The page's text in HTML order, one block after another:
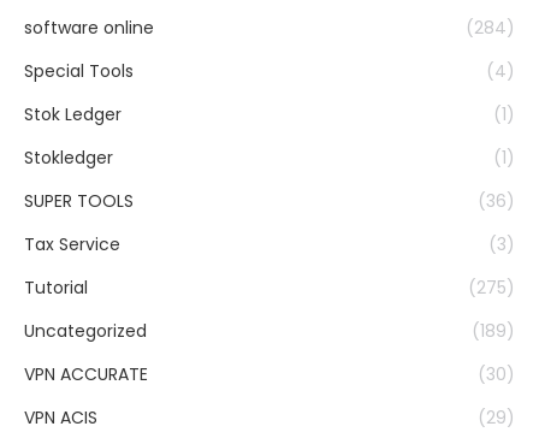
software online
(284)
Special Tools
(4)
Stok Ledger
(1)
Stokledger
(1)
SUPER TOOLS
(36)
Tax Service
(3)
Tutorial
(275)
Uncategorized
(189)
VPN ACCURATE
(30)
VPN ACIS
(29)